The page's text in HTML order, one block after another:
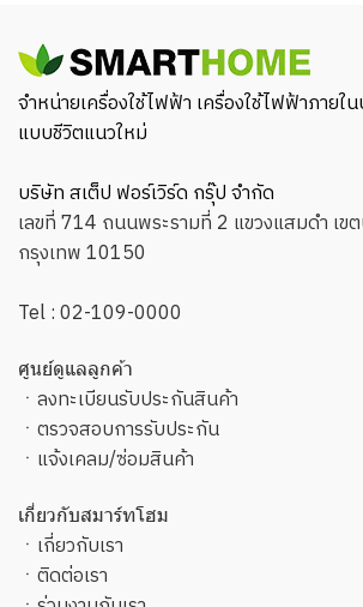
จำหน่ายเครื่องใช้ไฟฟ้า เครื่องใช้ไฟฟ้าภาย
แบบชีวิตแนวใหม่
บริษัท สเต็ป ฟอร์เวิร์ด กรุ๊ป จำกัด
เลขที่ 714 ถนนพระรามที่ 2 แขวงแสมดำ เข
กรุงเทพ 10150
Tel :02-109-0000
ศูนย์ดูแลลูกค้า
ㆍ ลงทะเบียนรับประกันสินค้า
ㆍ ตรวจสอบการรับประกัน
ㆍ แจ้งเคลม/ซ่อมสินค้า
เกี่ยวกับสมาร์ทโฮม
ㆍ เกี่ยวกับเรา
ㆍ ติดต่อเรา